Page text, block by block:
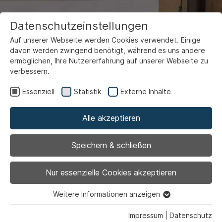
Datenschutzeinstellungen
Auf unserer Webseite werden Cookies verwendet. Einige
davon werden zwingend benötigt, während es uns andere
ermöglichen, Ihre Nutzererfahrung auf unserer Webseite zu
verbessern.
Essenziell Statistik Externe Inhalte
Alle akzeptieren
Speichern & schließen
Nur essenzielle Cookies akzeptieren
Essenzielle Cookies werden für grundlegende Funktionen
Weitere Informationen anzeigen
Impressum Datenschutz